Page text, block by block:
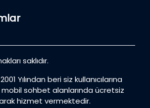
saklıdır.
Yılından beri siz kullanıcılarına
sohbet alanlarında ücretsiz
hizmet vermektedir.